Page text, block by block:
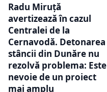
Radu Miruță
avertizează în cazul
Centralei de la
Cernavodă. Detonarea
stâncii din Dunăre nu
rezolvă problema: Este
nevoie de un proiect
mai amplu